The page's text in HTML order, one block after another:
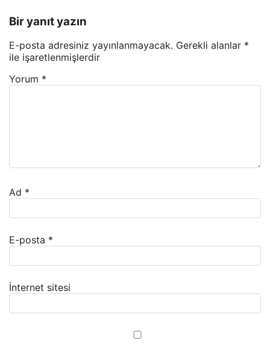
Bir yanıt yazın
E-posta adresiniz yayınlanmayacak. Gerekli alanlar *
ile işaretlenmişlerdir
Yorum *
Ad *
E-posta *
İnternet sitesi